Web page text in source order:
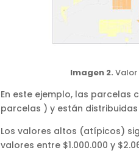
Imagen 2. Valor
En este ejemplo, las parcelas
parcelas ) y están distribuidas
Los valores altos (atípicos)
valores entre $1.000.000 y